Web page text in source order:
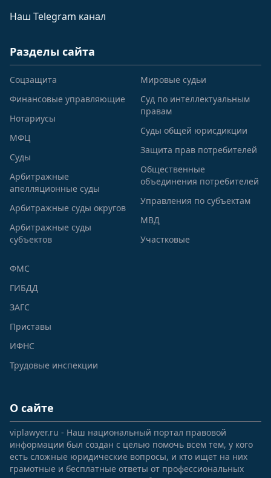
Наш Telegram канал
Разделы сайта
Соцзащита
Финансовые управляющие
Нотариусы
МФЦ
Суды
Арбитражные
апелляционные суды
Арбитражные суды округов
Арбитражные суды
субъектов
Мировые судьи
Суд по интеллектуальным
правам
Суды общей юрисдикции
Защита прав потребителей
Общественные
объединения потребителей
Управления по субъектам
МВД
Участковые
ФМС
ГИБДД
ЗАГС
Приставы
ИФНС
Трудовые инспекции
О сайте
viplawyer.ru - Наш национальный портал правовой
информации был создан с целью помочь всем тем, у кого
есть сложные юридические вопросы, и кто ищет на них
грамотные и бесплатные ответы от профессиональных